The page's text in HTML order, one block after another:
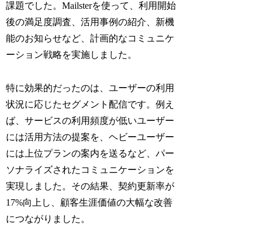
課題でした。Mailsterを使って、利用開始
後の満足度調査、活用事例の紹介、新機
能のお知らせなど、計画的なコミュニケ
ーション戦略を実施しました。
特に効果的だったのは、ユーザーの利用
状況に応じたセグメント配信です。例え
ば、サービスの利用頻度が低いユーザー
には活用方法の提案を、ヘビーユーザー
には上位プランの案内を送るなど、パー
ソナライズされたコミュニケーションを
実現しました。その結果、契約更新率が
17%向上し、顧客生涯価値の大幅な改善
につながりました。